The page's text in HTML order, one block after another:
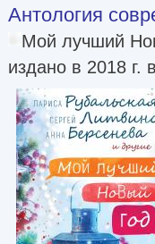
Антология
Мой лучший
издано в 2018 г.